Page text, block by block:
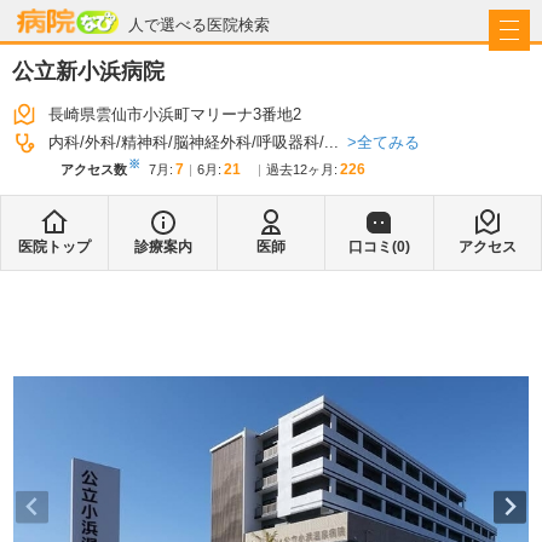
人で選べる医院検索
病院なび
公立新小浜病院
長崎県雲仙市小浜町マリーナ3番地2
内科 外科 精神科 脳神経外科 呼吸器科 ... 全てみる
アクセス数※ 7月 : 7 6月 : 21 過去12ヶ月: 226
医院トップ 診療案内 医師 口コミ(0) アクセス